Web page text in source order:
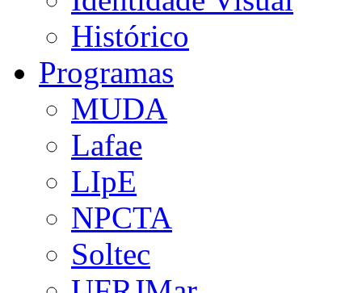
Histórico
Programas
MUDA
Lafae
LIpE
NPCTA
Soltec